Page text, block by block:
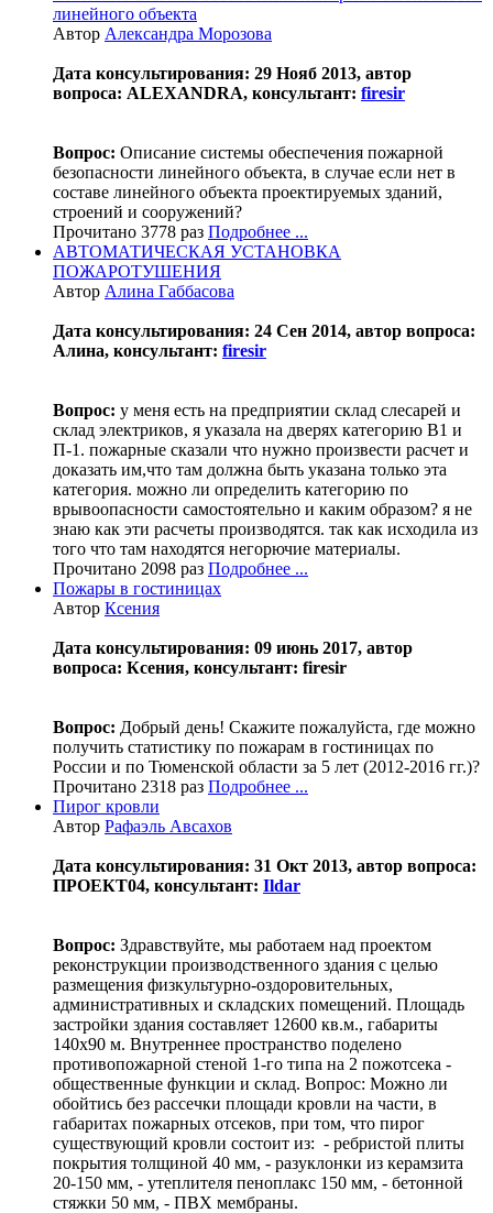
линейного объекта
Автор Александра Морозова
Дата консультирования: 29 Нояб 2013, автор
вопроса: ALEXANDRA, консультант: firesir
Вопрос: Описание системы обеспечения пожарной
безопасности линейного объекта, в случае если нет в
составе линейного объекта проектируемых зданий,
строений и сооружений?
Прочитано 3778 раз Подробнее ...
АВТОМАТИЧЕСКАЯ УСТАНОВКА
ПОЖАРОТУШЕНИЯ
Автор Алина Габбасова
Дата консультирования: 24 Сен 2014, автор вопроса:
Алина, консультант: firesir
Вопрос: у меня есть на предприятии склад слесарей и
склад электриков, я указала на дверях категорию В1 и
П-1. пожарные сказали что нужно произвести расчет и
доказать им,что там должна быть указана только эта
категория. можно ли определить категорию по
врывоопасности самостоятельно и каким образом? я не
знаю как эти расчеты производятся. так как исходила из
того что там находятся негорючие материалы.
Прочитано 2098 раз Подробнее ...
Пожары в гостиницах
Автор Ксения
Дата консультирования: 09 июнь 2017, автор
вопроса: Ксения, консультант: firesir
Вопрос: Добрый день! Скажите пожалуйста, где можно
получить статистику по пожарам в гостиницах по
России и по Тюменской области за 5 лет (2012-2016 гг.)?
Прочитано 2318 раз Подробнее ...
Пирог кровли
Автор Рафаэль Авсахов
Дата консультирования: 31 Окт 2013, автор вопроса:
ПРОЕКТ04, консультант: Ildar
Вопрос: Здравствуйте, мы работаем над проектом
реконструкции производственного здания с целью
размещения физкультурно-оздоровительных,
административных и складских помещений. Площадь
застройки здания составляет 12600 кв.м., габариты
140х90 м. Внутреннее пространство поделено
противопожарной стеной 1-го типа на 2 пожотсека -
общественные функции и склад. Вопрос: Можно ли
обойтись без рассечки площади кровли на части, в
габаритах пожарных отсеков, при том, что пирог
существующий кровли состоит из: - ребристой плиты
покрытия толщиной 40 мм, - разуклонки из керамзита
20-150 мм, - утеплителя пеноплакс 150 мм, - бетонной
стяжки 50 мм, - ПВХ мембраны.